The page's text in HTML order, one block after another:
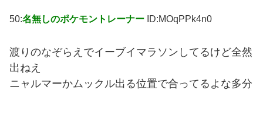
50:名無しのポケモントレーナー ID:MOqPPk4n0
渡りのなぞらえでイーブイマラソンしてるけど全然
出ねえ
ニャルマーかムックル出る位置で合ってるよな多分